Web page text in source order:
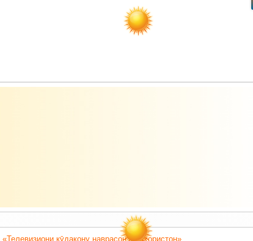
кӯдакону наврасон - Баҳористон».